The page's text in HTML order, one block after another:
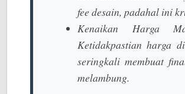
feedesain, padahal ini
Kenaikan Harga
Ketidakpastian harga
seringkali membuat
melambung.